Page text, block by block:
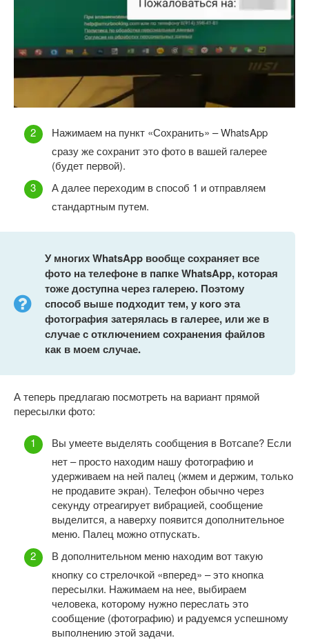
Нажимаем на пункт «Сохранить» – WhatsApp
сразу же сохранит это фото в вашей галерее
(будет первой).
А далее переходим в способ 1 и отправляем
стандартным путем.
У многихWhatsApp вообще сохраняет все
фото на телефоне в папкеWhatsApp, которая
тоже доступна через галерею. Поэтому
способ выше подходит тем, у кого эта
фотография затерялась в галерее, или же в
случае с отключением сохранения файлов
как в моем случае.
А теперь предлагаю посмотреть на вариант прямой
пересылки фото:
Вы умеете выделять сообщения в Вотсапе? Если
нет – просто находим нашу фотографию и
удерживаем на ней палец (жмем и держим, только
не продавите экран). Телефон обычно через
секунду отреагирует вибрацией, сообщение
выделится, а наверху появится дополнительное
меню. Палец можно отпускать.
В дополнительном меню находим вот такую
кнопку со стрелочкой «вперед» – это кнопка
пересылки. Нажимаем на нее, выбираем
человека, которому нужно переслать это
сообщение (фотографию) и радуемся успешному
выполнению этой задачи.